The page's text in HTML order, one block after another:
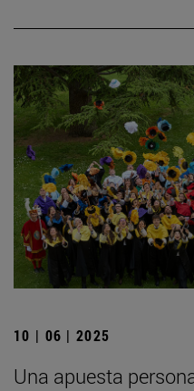
10 | 06 | 2025
Una apuesta